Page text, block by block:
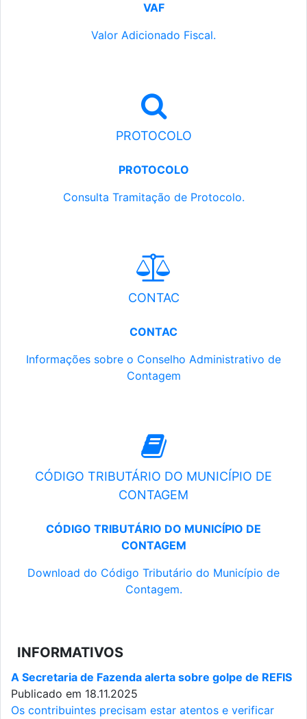
VAF
Valor Adicionado Fiscal.
PROTOCOLO
PROTOCOLO
Consulta Tramitação de Protocolo.
CONTAC
CONTAC
Informações sobre o Conselho Administrativo de
Contagem
CÓDIGO TRIBUTÁRIO DO MUNICÍPIO DE
CONTAGEM
CÓDIGO TRIBUTÁRIO DO MUNICÍPIO DE
CONTAGEM
Download do Código Tributário do Município de
Contagem.
INFORMATIVOS
A Secretaria de Fazenda alerta sobre golpe de REFIS
Publicado em 18.11.2025
Os contribuintes precisam estar atentos e verificar